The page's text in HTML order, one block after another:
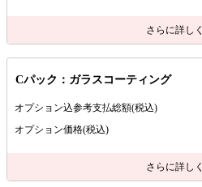
さらに詳しく
Cパック：ガラスコーティング
オプション込参考支払総額(税込)
オプション価格(税込)
さらに詳しく